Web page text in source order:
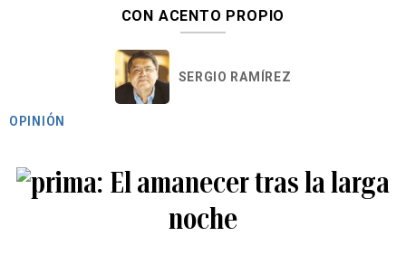
CON ACENTO PROPIO
SERGIO RAMÍREZ
OPINIÓN
El amanecer tras la larga
noche